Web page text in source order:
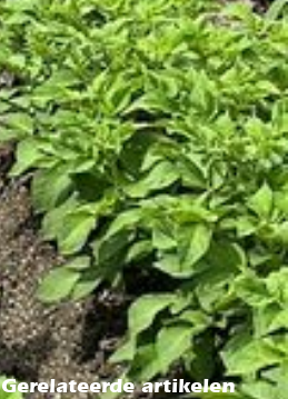
Gerelateerde artikelen